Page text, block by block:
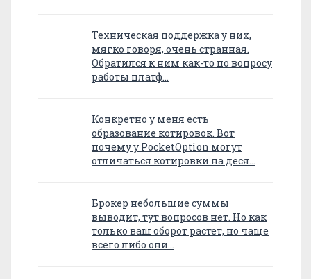
Техническая поддержка у них,
мягко говоря, очень странная.
Обратился к ним как-то по вопросу
работы платф…
Конкретно у меня есть
образование котировок. Вот
почему у PocketOption могут
отличаться котировки на деся…
Брокер небольшие суммы
выводит, тут вопросов нет. Но как
только ваш оборот растет, но чаще
всего либо они…